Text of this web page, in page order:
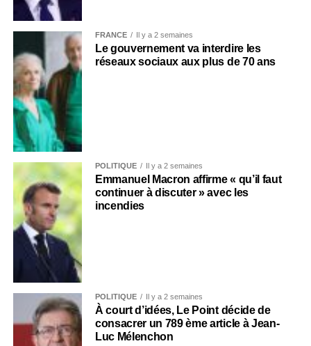
FRANCE Il y a 2 semaines
Le gouvernement va interdire les
réseaux sociaux aux plus de 70 ans
POLITIQUE Il y a 2 semaines
Emmanuel Macron affirme « qu’il faut
continuer à discuter » avec les
incendies
POLITIQUE Il y a 2 semaines
À court d’idées, Le Point décide de
consacrer un 789 ème article à Jean-
Luc Mélenchon